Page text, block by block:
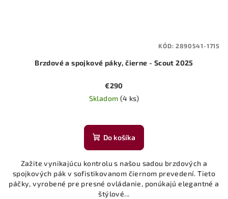
Brzdové a spojkové páky, čierne - Scout 2025
€290
Skladom (4 ks)
Do košíka
Zažite vynikajúcu kontrolu s našou sadou brzdových a
spojkových pák v sofistikovanom čiernom prevedení. Tieto
páčky, vyrobené pre presné ovládanie, ponúkajú elegantné a
štýlové...
KÓD:2890541-1715